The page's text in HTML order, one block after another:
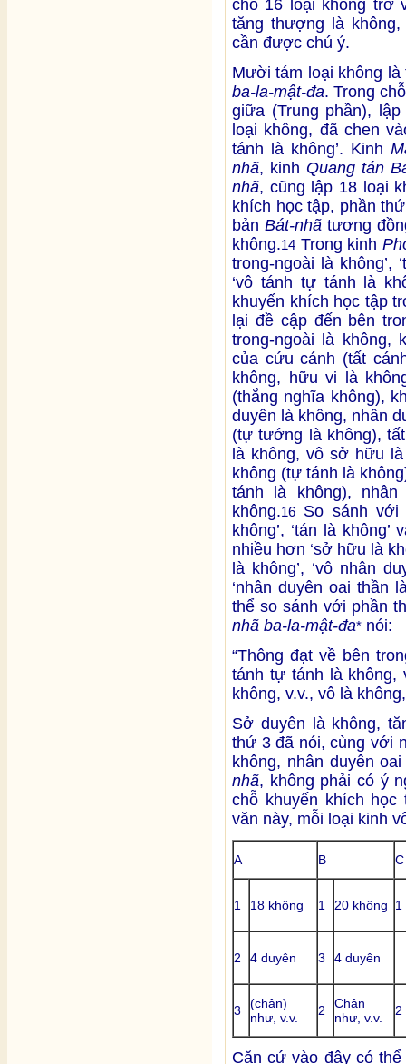
chỗ 16 loại không trở
tăng thượng là không,
cần được chú ý.
Mười tám loại không
ba-la-mật-đa. Trong
giữa (Trung phần),
loại không, đã chen
tánh là không’. Kinh
nhã, kinh Quang tán
nhã, cũng lập 18 loại
khích học tập, phần
bảnBát-nhã tương
không.14 Trong kinh
trong-ngoài là không’,
‘vô tánh tự tánh là
khuyến khích học tập
lại đề cập đến bên
trong-ngoài là không,
của cứu cánh (tất
không, hữu vi là
(thắng nghĩa không),
duyên là không, nhân
(tự tướng là không),
là không, vô sở hữu
không (tự tánh là
tánh là không),
không.16 So sánh với
không’, ‘tán là
nhiều hơn ‘sở hữu là
là không’, ‘vô nhân
‘nhân duyên oai thần
thể so sánh với phần
nhã ba-la-mật-đa* nói:
“Thông đạt về bên
tánh tự tánh là không,
không, v.v., vô là không,
Sở duyên là không,
thứ 3 đã nói, cùng với
không, nhân duyên
nhã, không phải có ý
chỗ khuyến khích
văn này, mỗi loại kinh
A B C
1 18 không 1 20 không 1
2 4 duyên 3 4 duyên
3
(chân)
như, v.v.
2
Chân
như, v.v.
2
Căn cứ vào đây có